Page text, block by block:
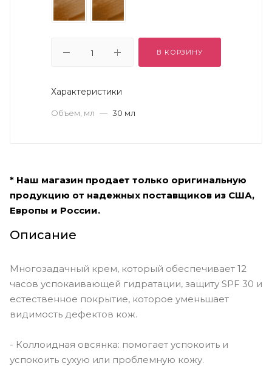
В КОРЗИНУ
Характеристики
Объем, мл — 30 мл
* Наш магазин продает только оригинальную
продукцию от надежных поставщиков из США,
Европы и России.
Описание
Многозадачный крем, который обеспечивает 12
часов успокаивающей гидратации, защиту SPF 30 и
естественное покрытие, которое уменьшает
видимость дефектов кож.
- Коллоидная овсянка: помогает успокоить и
успокоить сухую или проблемную кожу.